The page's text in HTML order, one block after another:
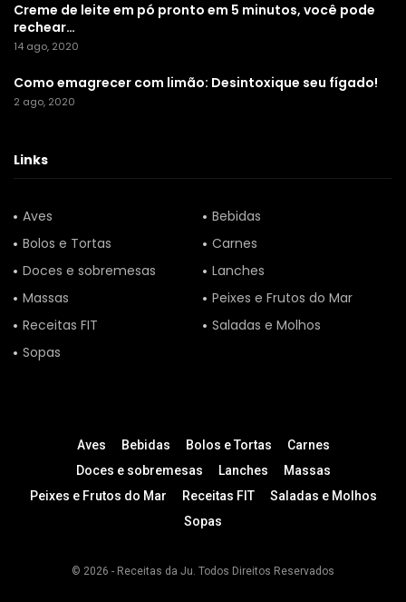
Creme de leite em pó pronto em 5 minutos, você pode
rechear…
14 ago, 2020
Como emagrecer com limão: Desintoxique seu fígado!
2 ago, 2020
Links
Aves
Bebidas
Bolos e Tortas
Carnes
Doces e sobremesas
Lanches
Massas
Peixes e Frutos do Mar
Receitas FIT
Saladas e Molhos
Sopas
Aves Bebidas Bolos e Tortas
Carnes
Doces e sobremesas
Lanches
Massas
Peixes e Frutos do Mar
Receitas FIT
Saladas e Molhos
Sopas
© 2026 - Receitas da Ju. Todos Direitos Reservados